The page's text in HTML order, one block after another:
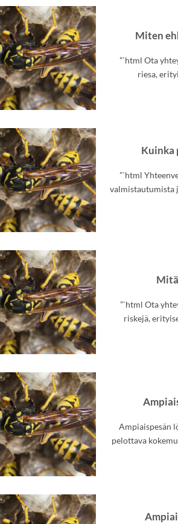
Miten
”`html Ota
riesa,
Kuinka
”`html
valmistautumista
”`html Ota
riskejä,
Ampiaispesän
pelottava